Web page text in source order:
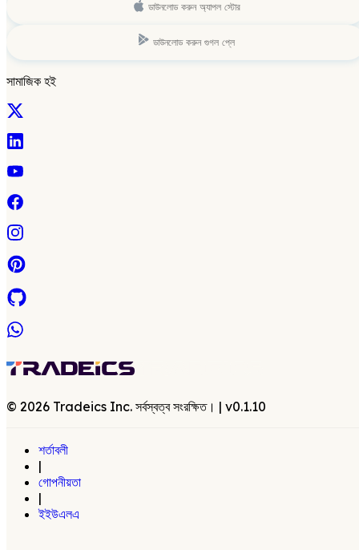
ডাউনলোড করুন অ্যাপল স্টোর
ডাউনলোড করুন গুগল প্লে
সামাজিক হই
© 2026 Tradeics Inc. সর্বস্বত্ব সংরক্ষিত। | v0.1.10
শর্তাবলী
|
গোপনীয়তা
|
ইইউএলএ